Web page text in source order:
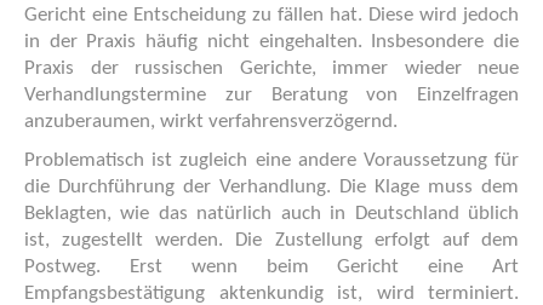
Gericht eine Entscheidung zu fällen hat. Diese wird jedoch
in der Praxis häufig nicht eingehalten. Insbesondere die
Praxis der russischen Gerichte, immer wieder neue
Verhandlungstermine zur Beratung von Einzelfragen
anzuberaumen, wirkt verfahrensverzögernd.
Problematisch ist zugleich eine andere Voraussetzung für
die Durchführung der Verhandlung. Die Klage muss dem
Beklagten, wie das natürlich auch in Deutschland üblich
ist, zugestellt werden. Die Zustellung erfolgt auf dem
Postweg. Erst wenn beim Gericht eine Art
Empfangsbestätigung aktenkundig ist, wird terminiert.